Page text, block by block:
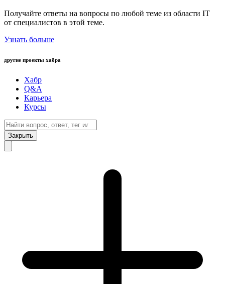
Получайте ответы на вопросы по любой теме из области IT
от специалистов в этой теме.
Узнать больше
другие проекты хабра
Хабр
Q&A
Карьера
Курсы
Закрыть